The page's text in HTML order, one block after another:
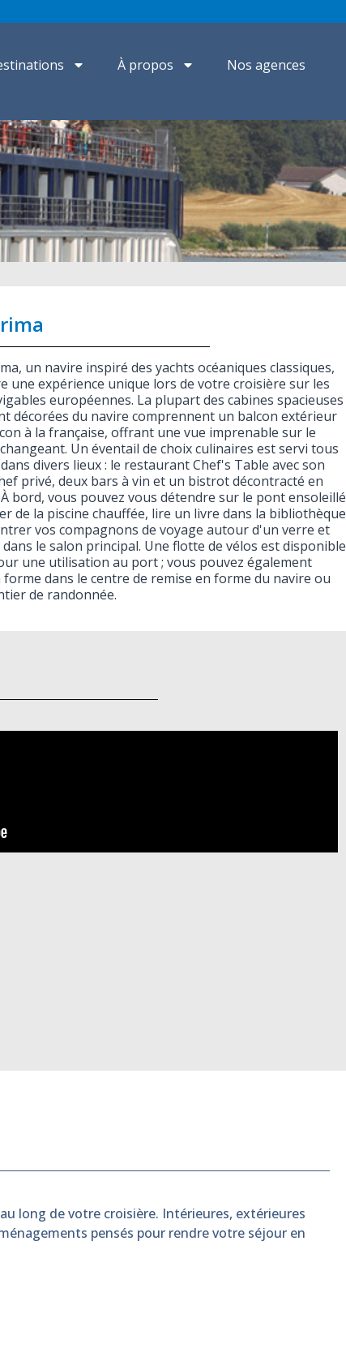
À propos Nos agences
un navire inspiré des yachts océaniques classiques,
une expérience unique lors de votre croisière sur les
européennes. La plupart des cabines spacieuses
décorées du navire comprennent un balcon extérieur
à la française, offrant une vue imprenable sur le
Un éventail de choix culinaires est servi tous
divers lieux : le restaurant Chef's Table avec son
privé, deux bars à vin et un bistrot décontracté en
bord, vous pouvez vous détendre sur le pont ensoleillé
de la piscine chauffée, lire un livre dans la bibliothèque
vos compagnons de voyage autour d'un verre et
dans le salon principal. Une flotte de vélos est disponible
une utilisation au port ; vous pouvez également
forme dans le centre de remise en forme du navire ou
de randonnée.
long de votre croisière. Intérieures, extérieures
pensés pour rendre votre séjour en